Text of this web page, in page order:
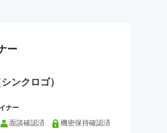
ー
ンクロゴ）
ナー
面談確認済
機密保持確認済